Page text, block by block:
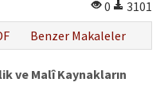
0
3101
Benzer Makaleler
ve Malî Kaynakların